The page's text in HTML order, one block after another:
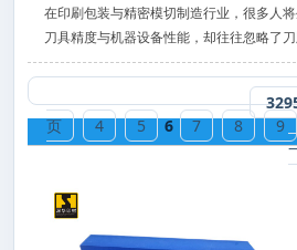
在印刷包装与精密模切制造行业，很多人
刀具精度与机器设备性能，却往往忽略了
套模切模具中，刀版弹垫看似只是一块简
废、防压裂、稳定模切节奏的核心配件。
版、
页
4 5 6 7 8 9